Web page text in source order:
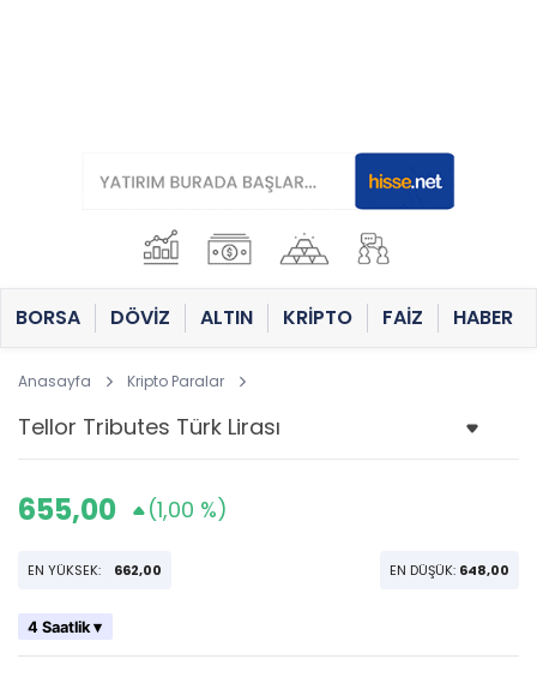
BORSA DÖVİZ ALTIN KRİPTO FAİZ HABER
Anasayfa Kripto Paralar
655,00 (1,00 %)
EN YÜKSEK: 662,00 EN DÜŞÜK: 648,00
4 Saatlik ▾